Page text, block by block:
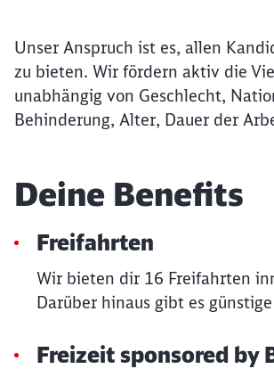
Unser Anspruch ist es, allen
zu bieten. Wir fördern aktiv die
unabhängig von Geschlecht,
Behinderung, Alter, Dauer der
Deine Benefits
Freifahrten
Wir bieten dir 16 Freifahrten
Darüber hinaus gibt es
Freizeit sponsored by